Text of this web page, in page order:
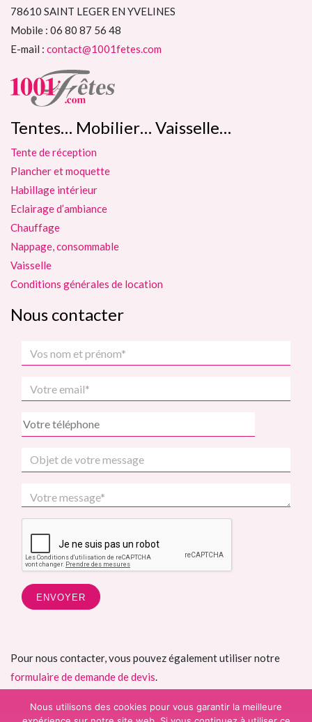
78610 SAINT LEGER EN YVELINES
Mobile : 06 80 87 56 48
E-mail : contact@1001fetes.com
Tentes… Mobilier… Vaisselle…
Tente de réception
Plancher et moquette
Habillage intérieur
Eclairage d’ambiance
Chauffage
Nappage, consommable
Vaisselle
Conditions générales de location
Nous contacter
Pour nous contacter, vous pouvez également utiliser notre
formulaire de demande de devis.
Nous utilisons des cookies pour vous garantir la meilleure